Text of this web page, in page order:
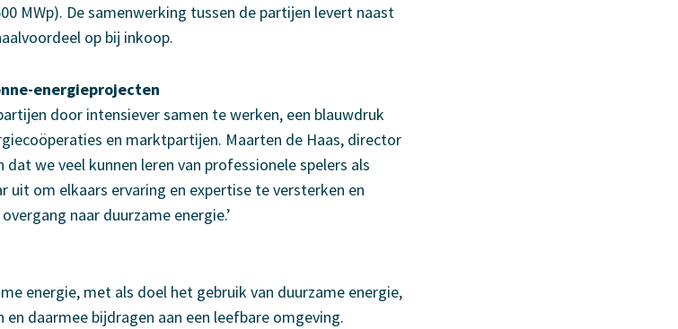
MWp). De samenwerking tussen de partijen levert naast
op bij inkoop.
energieprojecten
door intensiever samen te werken, een blauwdruk
en marktpartijen. Maarten de Haas, director
dat we veel kunnen leren van professionele spelers als
uit om elkaars ervaring en expertise te versterken en
naar duurzame energie.’
energie, met als doel het gebruik van duurzame energie,
daarmee bijdragen aan een leefbare omgeving.